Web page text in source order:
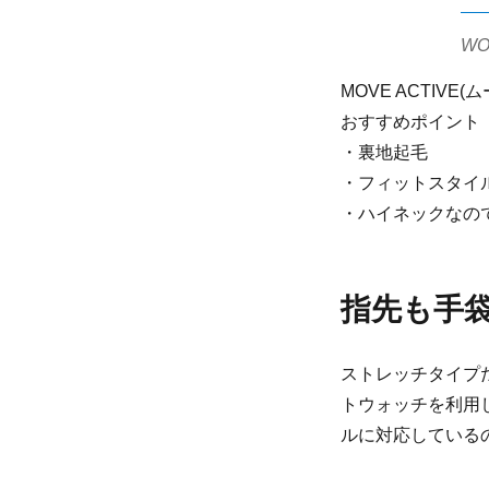
MOVE ACTIVE(
おすすめポイント
・裏地起毛
・フィットスタイ
・ハイネックな
指先も手
ストレッチタイプ
トウォッチを利
ルに対応している